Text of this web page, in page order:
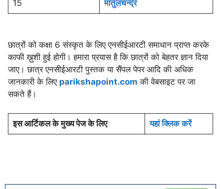
15 मातुलचन्द्र
छात्रों को कक्षा 6 संस्कृत के लिए एनसीईआरटी समाधान प्राप्त करके
काफी ख़ुशी हुई होगी। हमारा प्रयास है कि छात्रों को बेहतर ज्ञान दिया
जाए। छात्र एनसीईआरटी पुस्तक या सैंपल पेपर आदि की अधिक
जानकारी के लिए parikshapoint.com की वेबसाइट पर जा
सकते हैं।
इस आर्टिकल के मुख्य पेज के लिए यहां क्लिक करें